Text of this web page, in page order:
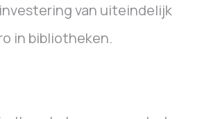
van uiteindelijk
in bibliotheken.